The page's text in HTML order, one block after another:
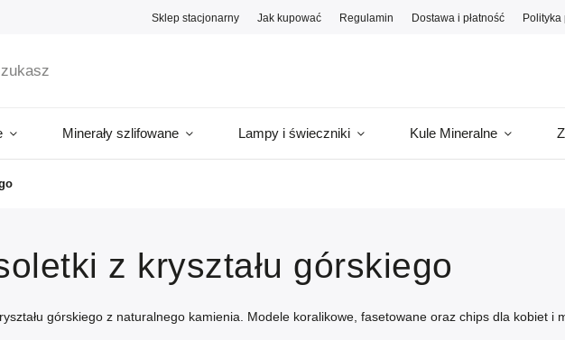
Sklep stacjonarny Jak kupować Regulamin Dostawa i płatność Polityka
Minerały szlifowane Lampy i świeczniki Kule Mineralne
z kryształu górskiego
górskiego z naturalnego kamienia. Modele koralikowe, fasetowane oraz chips dla kobiet i